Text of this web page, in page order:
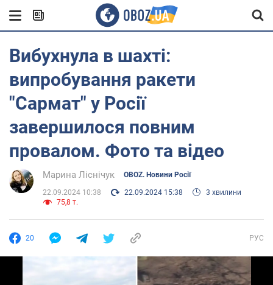
Вибухнула в шахті:
випробування ракети
"Сармат" у Росії
завершилося повним
провалом. Фото та відео
Марина Ліснічук OBOZ. Новини Росії
22.09.2024 10:38 22.09.2024 15:38
3 хвилини
75,8 т.
20 РУС